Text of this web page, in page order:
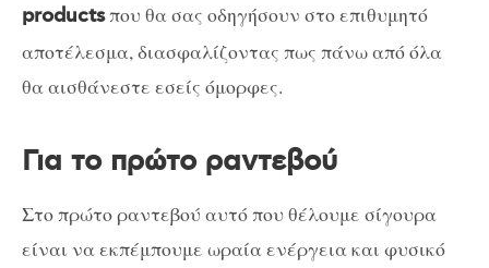
productsπου θα σας οδηγήσουν στο επιθυμητό
αποτέλεσμα, διασφαλίζοντας πως πάνω από όλα
θα αισθάνεστε εσείς όμορφες.
Για το πρώτο ραντεβού
Στο πρώτο ραντεβού αυτό που θέλουμε σίγουρα
είναι να εκπέμπουμε ωραία ενέργεια και φυσικό